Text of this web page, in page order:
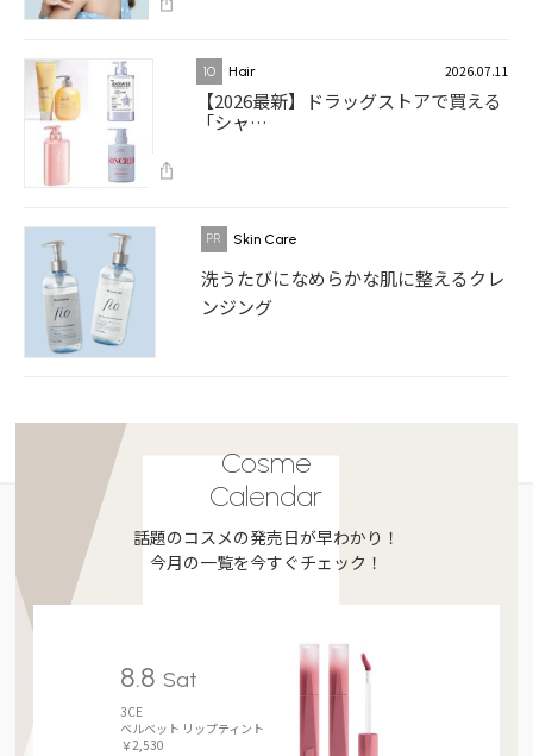
10 Hair 2026.07.11
【2026最新】ドラッグストアで買える
「シャ…
Skin Care
洗うたびになめらかな肌に整えるクレ
ンジング
Cosme
Calendar
話題のコスメの発売日が早わかり！
今月の一覧を今すぐチェック！
8.8 Sat
3CE
ベルベット リップティント
￥2,530